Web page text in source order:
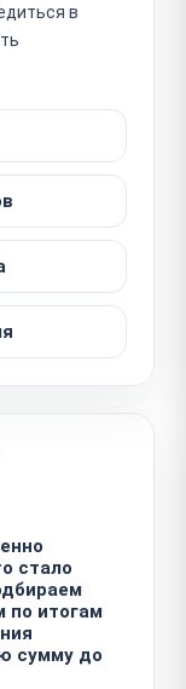
в
стало
по итогам
сумму до